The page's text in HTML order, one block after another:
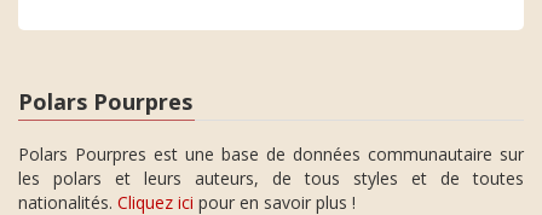
Polars Pourpres
Polars Pourpres est une base de données communautaire sur
les polars et leurs auteurs, de tous styles et de toutes
nationalités. Cliquez ici pour en savoir plus !